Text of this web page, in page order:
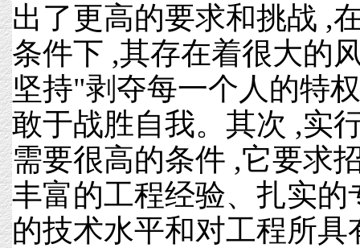
出了更高的要求和挑战 ,
条件下 ,其存在着很大的
坚持"剥夺每一个人的特
敢于战胜自我。其次 ,实
需要很高的条件 ,它要求
丰富的工程经验、扎实的
的技术水平和对工程所